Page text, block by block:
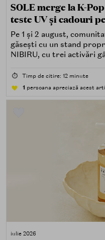
SOLE merge la K-
teste UV și cadouri
Pe 1 și 2 august,
găsești cu un stand
NIBIRU, cu trei activări
⏱️ Timp de citire: 12 minute
1 persoana apreciază acest
iulie 2026